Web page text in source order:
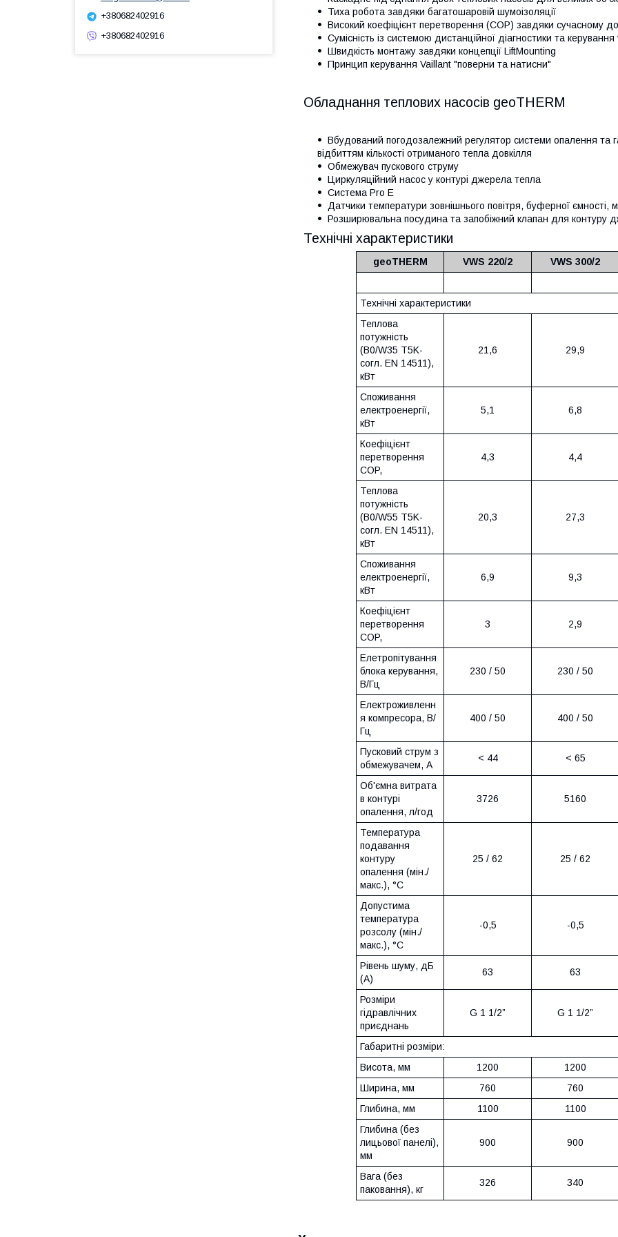
Тиха робота завдяки багатошаровій шумоізоляції
Високий коефіцієнт перетворення (COP) завдяки сучасному
Сумісність із системою дистанційної діагностики та
Швидкість монтажу завдяки концепції LiftMounting
Принцип керування Vaillant "поверни та натисни"
Обладнання теплових насосів geoTHERM
Вбудований погодозалежний регулятор системи опалення та
відбиттям кількості отриманого тепла довкілля
Обмежувач пускового струму
Циркуляційний насос у контурі джерела тепла
Система Pro E
Датчики температури зовнішнього повітря, буферної ємності,
Розширювальна посудина та запобіжний клапан для контуру
Технічні характеристики
geoTHERM VWS 220/2 VWS 300/2
Технічні характеристики
Теплова
потужність
(B0/W35 T5K-
согл. EN 14511),
кВт
21,6 29,9
Споживання
електроенергії,
кВт
5,1 6,8
Коефіцієнт
перетворення
COP,
4,3 4,4
Теплова
потужність
(B0/W55 T5K-
согл. EN 14511),
кВт
20,3 27,3
Споживання
електроенергії,
кВт
6,9 9,3
Коефіцієнт
перетворення
COP,
3 2,9
Елетропітування
блока керування,
В/Гц
230 / 50 230 / 50
Електроживленн
я компресора, В/
Гц
400 / 50 400 / 50
Пусковий струм з
обмежувачем, А
< 44 < 65
Об'ємна витрата
в контурі
опалення, л/год
3726 5160
Температура
подавання
контуру
опалення (мін./
макс.), °C
25 / 62 25 / 62
Допустима
температура
розсолу (мін./
макс.), °С
-0,5 -0,5
Рівень шуму, дБ
(А)
63 63
Розміри
гідравлічних
приєднань
G 1 1/2” G 1 1/2”
Габаритні розміри:
Висота, мм
1200
1200
Ширина, мм
760
760
Глибина, мм
1100
1100
Глибина (без
лицьової панелі),
мм
900 900
Вага (без
паковання), кг
326 340
+380682402916
+380682402916